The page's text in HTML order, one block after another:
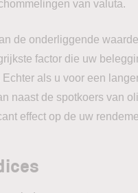
van valuta.
de onderliggende
factor die uw
als u voor een
naast de spotkoers van
effect op de uw